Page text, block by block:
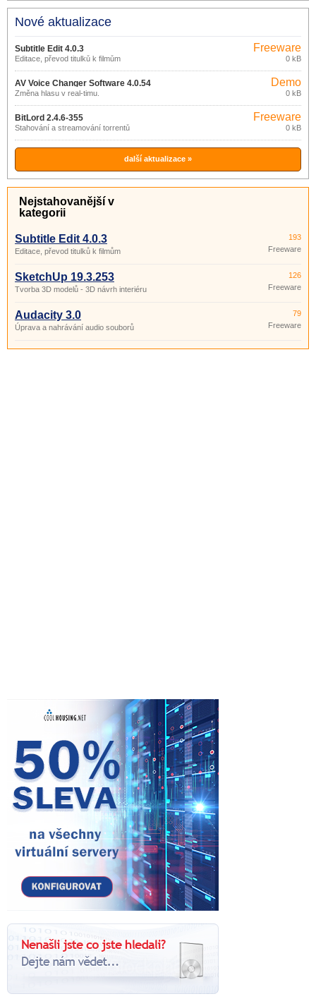
Nové aktualizace
Subtitle Edit 4.0.3
Editace, převod titulků k filmům
Freeware
0 kB
AV Voice Changer Software 4.0.54
Změna hlasu v real-timu.
Demo
0 kB
BitLord 2.4.6-355
Stahování a streamování torrentů
Freeware
0 kB
další aktualizace »
Nejstahovanější v
kategorii
Subtitle Edit 4.0.3
Editace, převod titulků k filmům
193
Freeware
SketchUp 19.3.253
Tvorba 3D modelů - 3D návrh interiéru
126
Freeware
Audacity 3.0
Úprava a nahrávání audio souborů
79
Freeware